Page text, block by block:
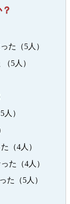
た（5人）
5人）
）
（4人）
た（4人）
た（5人）